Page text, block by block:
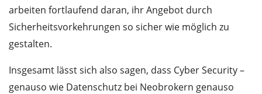
arbeiten fortlaufend daran, ihr Angebot durch
Sicherheitsvorkehrungen so sicher wie möglich zu
gestalten.
Insgesamt lässt sich also sagen, dass Cyber Security –
genauso wie Datenschutz bei Neobrokern genauso